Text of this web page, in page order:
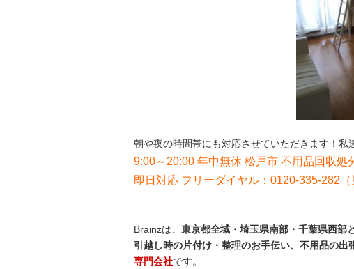
朝や夜の時間帯にも対応させていただきます！私
9:00～20:00 年中無休 松戸市 不用品回収処
即日対応 フリーダイヤル：0120-335-282（
Brainzは、 東京都全域・埼玉県南部・千葉県西部
引越し時の片付け・整理のお手伝い、不用品の出
専門会社です。